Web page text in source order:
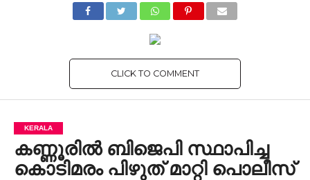
CLICK TO COMMENT
KERALA
കണ്ണൂരിൽ ബിജെപി സ്ഥാപിച്ച
കൊടിമരം പിഴുത് മാറ്റി പൊലീസ്